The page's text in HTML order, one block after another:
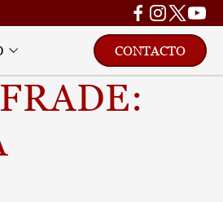
CONTACTO